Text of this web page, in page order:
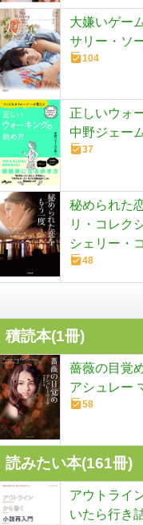
大嫌いゲー
サリー・ソ
104
正しいウォ
中野ジェー
37
秘められた
リ・コレク
シェリー・
48
積読本(1冊)
薔薇の目覚
アシュレー
58
読みたい本(161冊)
アウトライ
いたら行き